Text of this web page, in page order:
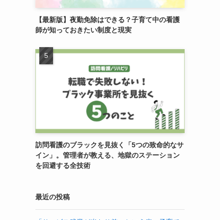
【最新版】夜勤免除はできる？子育て中の看護
師が知っておきたい制度と現実
訪問看護のブラックを見抜く「5つの致命的なサ
イン」。管理者が教える、地獄のステーション
を回避する全技術
最近の投稿